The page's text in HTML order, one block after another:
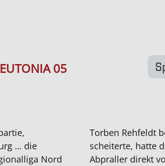
05
… die
Nord
Torben Rehfeldt
scheiterte, hatte
Abpraller direkt